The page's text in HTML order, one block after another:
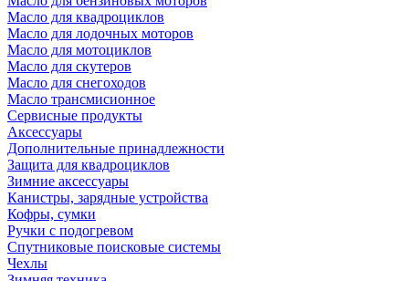
Масло для квадроциклов
Масло для лодочных моторов
Масло для мотоциклов
Масло для скутеров
Масло для снегоходов
Масло трансмисионное
Сервисные продукты
Аксессуары
Дополнительные принадлежности
Защита для квадроциклов
Зимние аксессуары
Канистры, зарядные устройства
Кофры, сумки
Ручки с подогревом
Спутниковые поисковые системы
Чехлы